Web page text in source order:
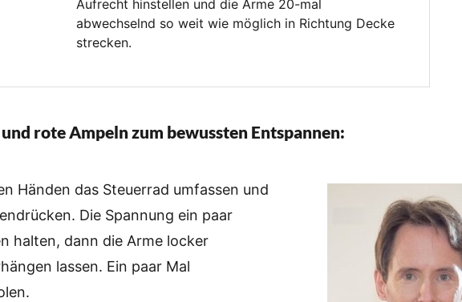
Aufrecht hinstellen und die Arme 20-mal
abwechselnd so weit wie möglich in Richtung Decke
strecken.
rote Ampeln zum bewussten Entspannen:
Händen das Steuerrad umfassen und
Die Spannung ein paar
halten, dann die Arme locker
lassen. Ein paar Mal